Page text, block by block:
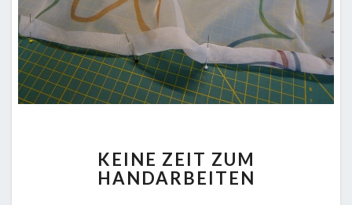
ZEIT
ZUM
KEINE ZEIT ZUM
HANDARBEITEN